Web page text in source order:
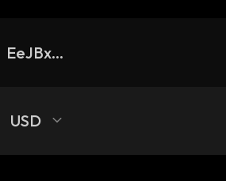
EeJBxTMQYdkEUdnxfMf3z8KTBRyA3qU6H2PKuN4fKrFw_solana
USD